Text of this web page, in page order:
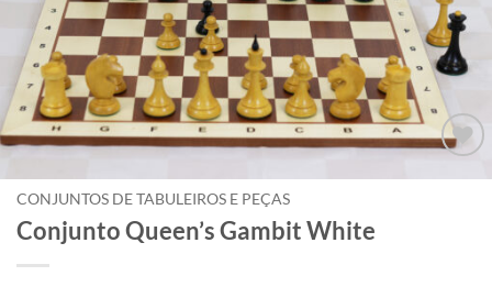
Adicionar
CONJUNTOS DE TABULEIROS E PEÇAS
Conjunto Queen’s Gambit White